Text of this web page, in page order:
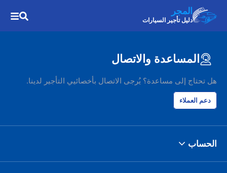
المجر
دليل تأجير السيارات
المساعدة والاتصال
هل تحتاج إلى مساعدة؟ يُرجى الاتصال بأخصائيي التأجير لدينا.
دعم العملاء
الحساب